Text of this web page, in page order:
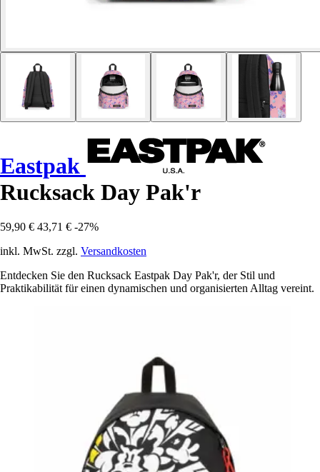
Eastpak
Rucksack Day Pak'r
59,90 € 43,71 € -27%
inkl. MwSt. zzgl. Versandkosten
Entdecken Sie den Rucksack Eastpak Day Pak'r, der Stil und
Praktikabilität für einen dynamischen und organisierten Alltag vereint.